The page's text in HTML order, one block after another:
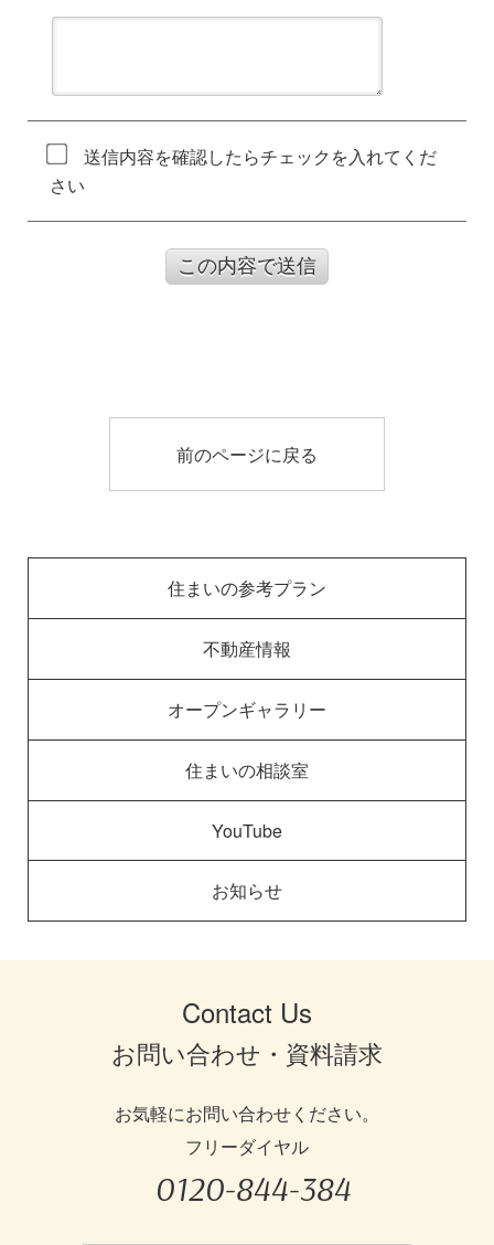
送信内容を確認したらチェックを入れてくだ
さい
この内容で送信
前のページに戻る
住まいの参考プラン
不動産情報
オープンギャラリー
住まいの相談室
YouTube
お知らせ
Contact Us
お問い合わせ・資料請求
お気軽にお問い合わせください。
フリーダイヤル
0120-844-384